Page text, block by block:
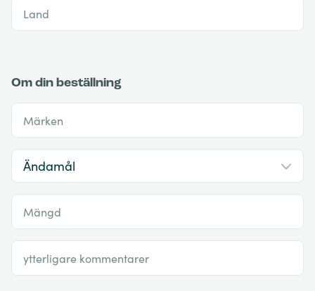
Land
Om din beställning
Märken
Mängd
ytterligare kommentarer